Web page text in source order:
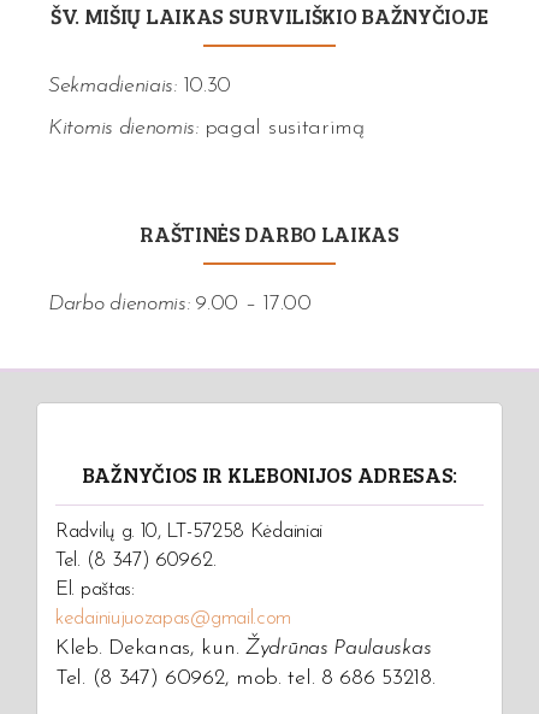
ŠV. MIŠIŲ LAIKAS SURVILIŠKIO BAŽNYČIOJE
Sekmadieniais: 10.30
Kitomis dienomis: pagal susitarimą
RAŠTINĖS DARBO LAIKAS
Darbo dienomis: 9.00 – 17.00
BAŽNYČIOS IR KLEBONIJOS ADRESAS:
Radvilų g. 10, LT-57258 Kėdainiai
Tel. (8 347) 60962.
El. paštas:
kedainiujuozapas@gmail.com
Kleb. Dekanas, kun. Žydrūnas Paulauskas
Tel. (8 347) 60962, mob. tel. 8 686 53218.